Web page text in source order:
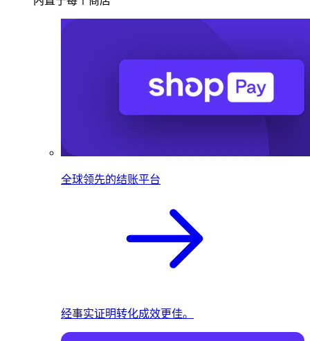
全球领先的结账平台
经事实证明转化成效更佳。